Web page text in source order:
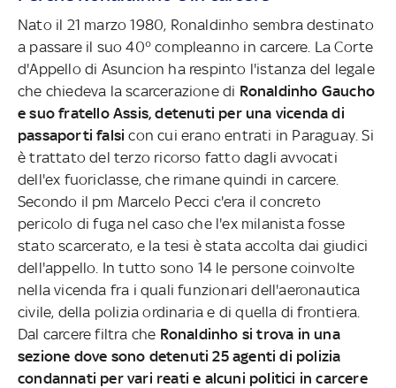
Nato il 21 marzo 1980, Ronaldinho sembra destinato
a passare il suo 40° compleanno in carcere. La Corte
d'Appello di Asuncion ha respinto l'istanza del legale
che chiedeva la scarcerazione di Ronaldinho Gaucho
e suo fratello Assis, detenuti per una vicenda di
passaporti falsicon cui erano entrati in Paraguay. Si
è trattato del terzo ricorso fatto dagli avvocati
dell'ex fuoriclasse, che rimane quindi in carcere.
Secondo il pm Marcelo Pecci c'era il concreto
pericolo di fuga nel caso che l'ex milanista fosse
stato scarcerato, e la tesi è stata accolta dai giudici
dell'appello. In tutto sono 14 le persone coinvolte
nella vicenda fra i quali funzionari dell'aeronautica
civile, della polizia ordinaria e di quella di frontiera.
Dal carcere filtra che Ronaldinho si trova in una
sezione dove sono detenuti 25 agenti di polizia
condannati per vari reati e alcuni politici in carcere